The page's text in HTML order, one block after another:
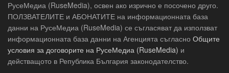
РусеМедиа (RuseMedia), освен ако изрично е посочено друго.
ПОЛЗВАТЕЛИТЕ и АБОНАТИТЕ на информационната база
данни на РусеМедиа (RuseMedia) се съгласяват да използват
информационната база данни на Агенцията съгласно Общите
условия за договорите на РусеМедиа (RuseMedia) и
действащото в Република България законодателство.